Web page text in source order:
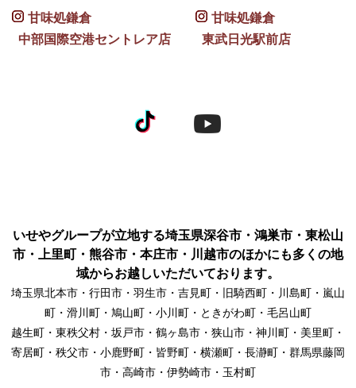
甘味処鎌倉
中部国際空港セントレア店
甘味処鎌倉
東武日光駅前店
いせやグループが立地する埼玉県深谷市・鴻巣市・東松山
市・上里町・熊谷市・本庄市・川越市のほかにも多くの地
域からお越しいただいております。
埼玉県北本市・行田市・羽生市・吉見町・旧騎西町・川島町・嵐山
町・滑川町・鳩山町・小川町・ときがわ町・毛呂山町
越生町・東秩父村・坂戸市・鶴ヶ島市・狭山市・神川町・美里町・
寄居町・秩父市・小鹿野町・皆野町・横瀬町・長瀞町・群馬県藤岡
市・高崎市・伊勢崎市・玉村町